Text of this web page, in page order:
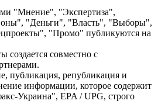
"Мнение", "Экспертиза",
"Деньги", "Власть", "Выборы",
"Промо" публикуются на
создается совместно с
публикация, републикация и
информации, которое содержит
Украина", EPA / UPG, строго